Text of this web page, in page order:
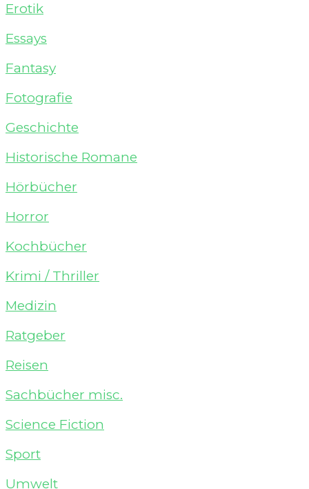
Erotik
Essays
Fantasy
Fotografie
Geschichte
Historische Romane
Hörbücher
Horror
Kochbücher
Krimi / Thriller
Medizin
Ratgeber
Reisen
Sachbücher misc.
Science Fiction
Sport
Umwelt